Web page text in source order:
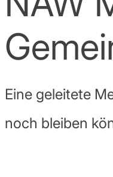
Eine geleitete
noch bleiben